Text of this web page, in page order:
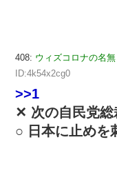
408: ウィズコロナの名
ID:4k54x2cg0
>>1
✕ 次の自民党総
○ 日本に止めを